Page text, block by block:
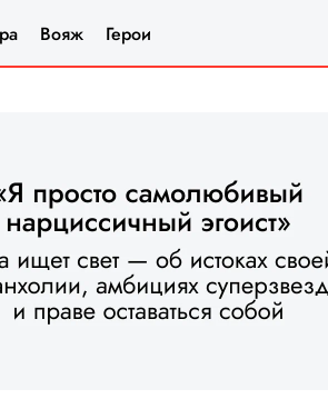
Вояж Герои